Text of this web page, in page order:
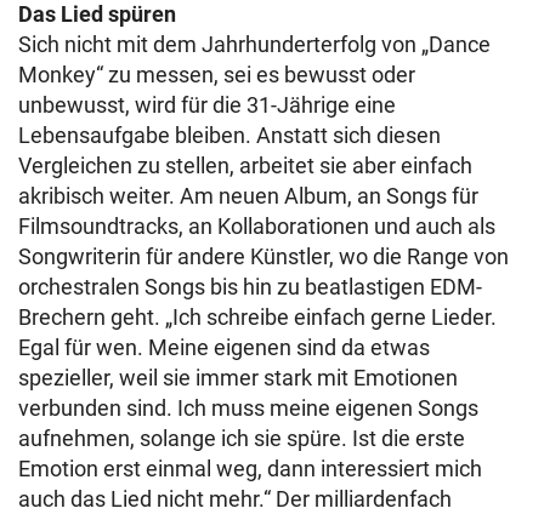
Das Lied spüren
Sich nicht mit dem Jahrhunderterfolg von „Dance
Monkey“ zu messen, sei es bewusst oder
unbewusst, wird für die 31-Jährige eine
Lebensaufgabe bleiben. Anstatt sich diesen
Vergleichen zu stellen, arbeitet sie aber einfach
akribisch weiter. Am neuen Album, an Songs für
Filmsoundtracks, an Kollaborationen und auch als
Songwriterin für andere Künstler, wo die Range von
orchestralen Songs bis hin zu beatlastigen EDM-
Brechern geht. „Ich schreibe einfach gerne Lieder.
Egal für wen. Meine eigenen sind da etwas
spezieller, weil sie immer stark mit Emotionen
verbunden sind. Ich muss meine eigenen Songs
aufnehmen, solange ich sie spüre. Ist die erste
Emotion erst einmal weg, dann interessiert mich
auch das Lied nicht mehr.“ Der milliardenfach